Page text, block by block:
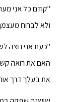
"קודם כל אני
ולא לברוח
"כעת אני רוצה
האם את רואה
את בעלך דרך